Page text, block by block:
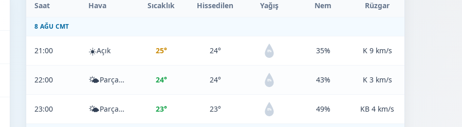
Saat Hava Sıcaklık Hissedilen Yağış Nem Rüzgar
8 AĞU CMT
21:00 ☀️Açık 25° 24° 0% 35% K 9 km/s
22:00 🌤️ Parçalı Bulutlu 24° 24° 0% 43% K 3 km/s
23:00 🌤️ Parçalı Bulutlu 23° 23° 0% 49% KB 4 km/s